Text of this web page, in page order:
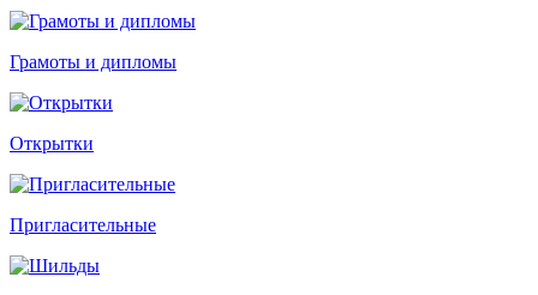
Грамоты и дипломы
Открытки
Пригласительные